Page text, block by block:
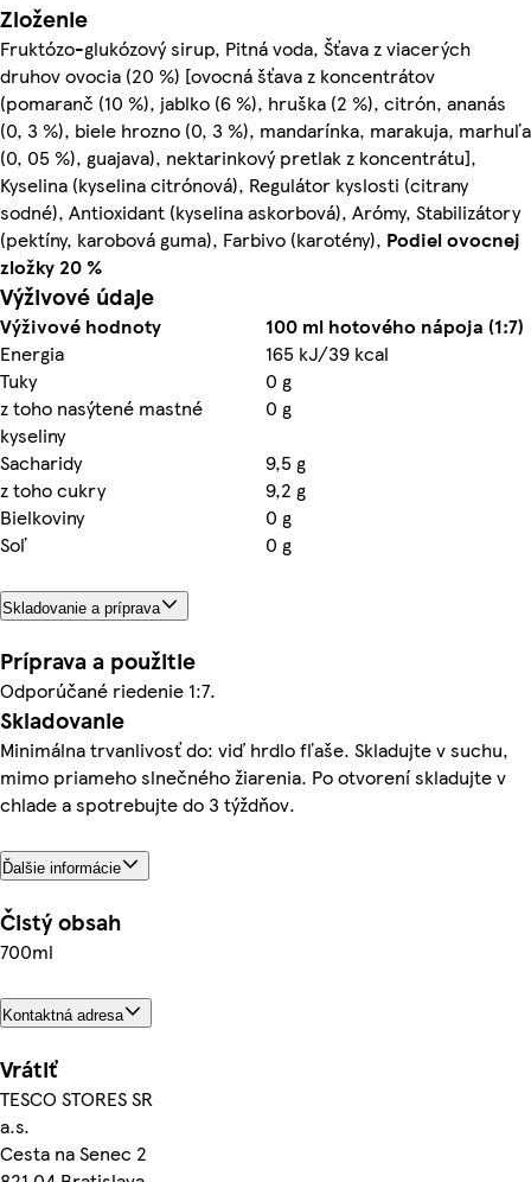
Zloženie
Fruktózo-glukózový sirup, Pitná voda, Šťava z viacerých
druhov ovocia (20 %) [ovocná šťava z koncentrátov
(pomaranč (10 %), jablko (6 %), hruška (2 %), citrón, ananás
(0, 3 %), biele hrozno (0, 3 %), mandarínka, marakuja, marhuľa
(0, 05 %), guajava), nektarinkový pretlak z koncentrátu],
Kyselina (kyselina citrónová), Regulátor kyslosti (citrany
sodné), Antioxidant (kyselina askorbová), Arómy, Stabilizátory
(pektíny, karobová guma), Farbivo (karotény), Podiel ovocnej
zložky 20 %
Výživové údaje
Výživové hodnoty
100 ml hotového nápoja (1:7)
Energia
165 kJ/39 kcal
Tuky
0 g
z toho nasýtené mastné
kyseliny
0 g
Sacharidy
9,5 g
z toho cukry
9,2 g
Bielkoviny
0 g
Soľ
0 g
Skladovanie a príprava
Príprava a použitie
Odporúčané riedenie 1:7.
Skladovanie
Minimálna trvanlivosť do: viď hrdlo fľaše. Skladujte v suchu,
mimo priameho slnečného žiarenia. Po otvorení skladujte v
chlade a spotrebujte do 3 týždňov.
Ďalšie informácie
Čistý obsah
700ml
Kontaktná adresa
Vrátiť
TESCO STORES SR
a.s.
Cesta na Senec 2